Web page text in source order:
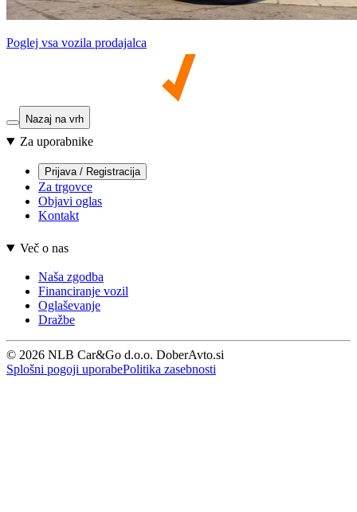
Poglej vsa vozila prodajalca
Nazaj na vrh
Za uporabnike
Prijava / Registracija
Za trgovce
Objavi oglas
Kontakt
Več o nas
Naša zgodba
Financiranje vozil
Oglaševanje
Dražbe
© 2026 NLB Car&Go d.o.o. DoberAvto.si
Splošni pogoji uporabePolitika zasebnosti